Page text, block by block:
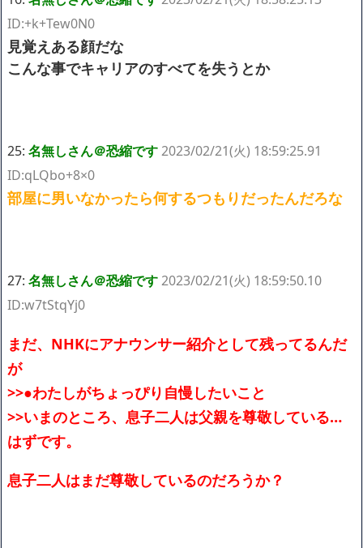
ID:+k+Tew0N0
見覚えある顔だな
こんな事でキャリアのすべてを失うとか
25: 名無しさん＠恐縮です2023/02/21(火) 18:59:25.91
ID:qLQbo+8×0
部屋に男いなかったら何するつもりだったんだろな
27: 名無しさん＠恐縮です2023/02/21(火) 18:59:50.10
ID:w7tStqYj0
まだ、NHKにアナウンサー紹介として残ってるんだ
が
>>●わたしがちょっぴり自慢したいこと
>>いまのところ、息子二人は父親を尊敬している…
はずです。
息子二人はまだ尊敬しているのだろうか？